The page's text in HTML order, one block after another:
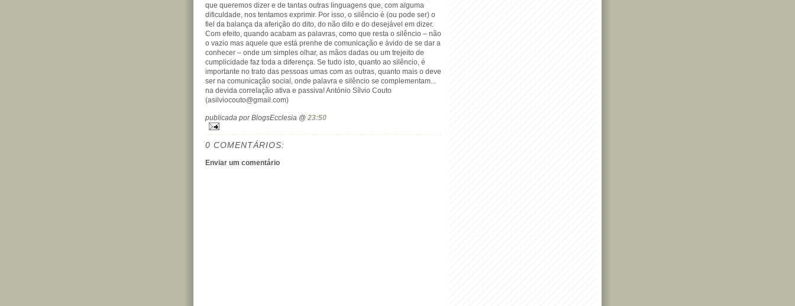
que queremos dizer e de tantas outras linguagens que, com alguma
dificuldade, nos tentamos exprimir. Por isso, o silêncio é (ou pode ser) o
fiel da balança da aferição do dito, do não dito e do desejável em dizer.
Com efeito, quando acabam as palavras, como que resta o silêncio – não
o vazio mas aquele que está prenhe de comunicação e ávido de se dar a
conhecer – onde um simples olhar, as mãos dadas ou um trejeito de
cumplicidade faz toda a diferença. Se tudo isto, quanto ao silêncio, é
importante no trato das pessoas umas com as outras, quanto mais o deve
ser na comunicação social, onde palavra e silêncio se complementam...
na devida correlação ativa e passiva! António Sílvio Couto
(asilviocouto@gmail.com)
publicada por BlogsEcclesia @ 23:50
0 COMENTÁRIOS:
Enviar um comentário